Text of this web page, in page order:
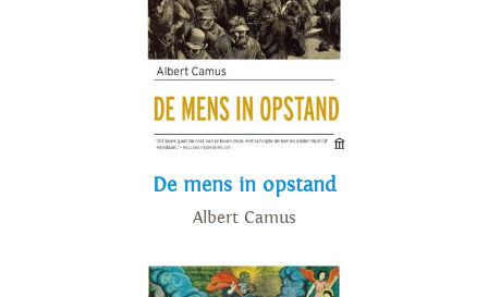
De mens in opstand
Albert Camus